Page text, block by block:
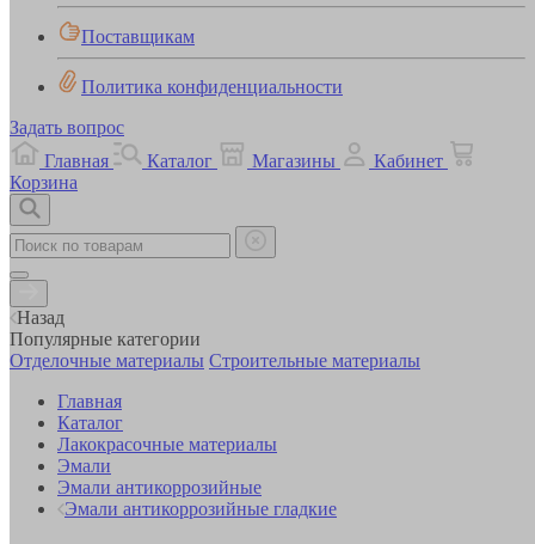
Поставщикам
Политика конфиденциальности
Задать вопрос
Главная
Каталог Магазины
Кабинет
Корзина
Назад
Популярные категории
Отделочные материалы Строительные материалы
Главная
Каталог
Лакокрасочные материалы
Эмали
Эмали антикоррозийные
Эмали антикоррозийные гладкие